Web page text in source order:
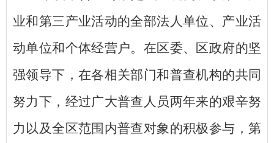
业和第三产业活动的全部法人单位、产业活
动单位和个体经营户。在区委、区政府的坚
强领导下，在各相关部门和普查机构的共同
努力下，经过广大普查人员两年来的艰辛努
力以及全区范围内普查对象的积极参与，第